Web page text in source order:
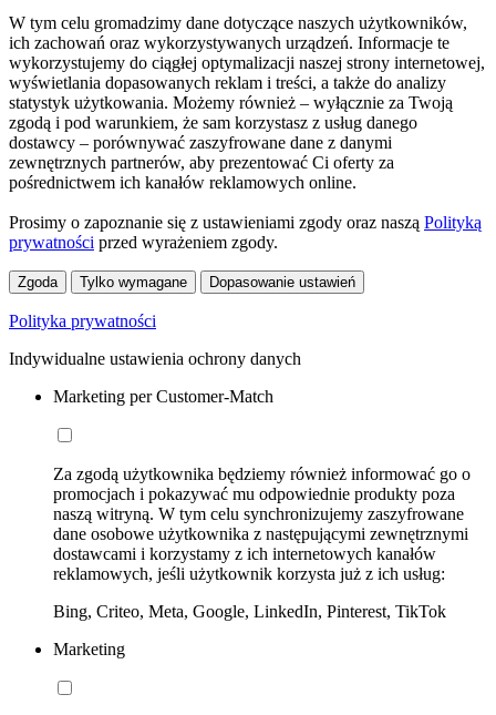
W tym celu gromadzimy dane dotyczące naszych użytkowników,
ich zachowań oraz wykorzystywanych urządzeń. Informacje te
wykorzystujemy do ciągłej optymalizacji naszej strony internetowej,
wyświetlania dopasowanych reklam i treści, a także do analizy
statystyk użytkowania. Możemy również – wyłącznie za Twoją
zgodą i pod warunkiem, że sam korzystasz z usług danego
dostawcy – porównywać zaszyfrowane dane z danymi
zewnętrznych partnerów, aby prezentować Ci oferty za
pośrednictwem ich kanałów reklamowych online.
Prosimy o zapoznanie się z ustawieniami zgody oraz naszą Polityką
prywatności przed wyrażeniem zgody.
Zgoda Tylko wymagane Dopasowanie ustawień
Polityka prywatności
Indywidualne ustawienia ochrony danych
Marketing per Customer-Match
Za zgodą użytkownika będziemy również informować go o
promocjach i pokazywać mu odpowiednie produkty poza
naszą witryną. W tym celu synchronizujemy zaszyfrowane
dane osobowe użytkownika z następującymi zewnętrznymi
dostawcami i korzystamy z ich internetowych kanałów
reklamowych, jeśli użytkownik korzysta już z ich usług:
Bing, Criteo, Meta, Google, LinkedIn, Pinterest, TikTok
Marketing